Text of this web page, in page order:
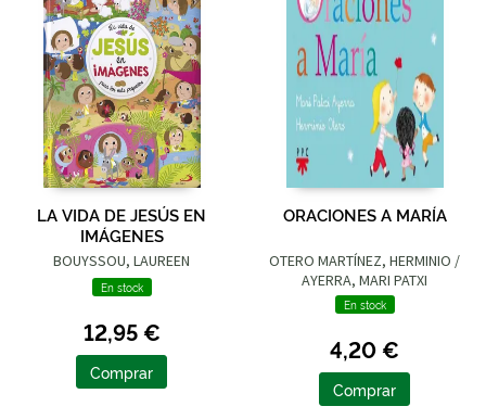
LA VIDA DE JESÚS EN
IMÁGENES
BOUYSSOU, LAUREEN
En stock
12,95 €
Comprar
ORACIONES A MARÍA
OTERO MARTÍNEZ, HERMINIO /
AYERRA, MARI PATXI
En stock
4,20 €
Comprar